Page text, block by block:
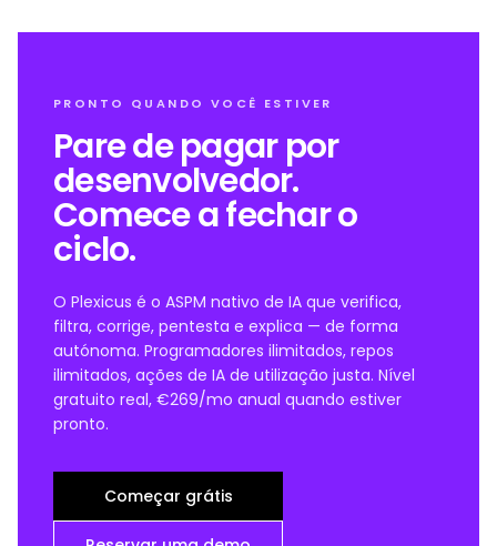
PRONTO QUANDO VOCÊ ESTIVER
Pare de pagar por
desenvolvedor.
Comece a fechar o
ciclo.
O Plexicus é o ASPM nativo de IA que verifica,
filtra, corrige, pentesta e explica — de forma
autónoma. Programadores ilimitados, repos
ilimitados, ações de IA de utilização justa. Nível
gratuito real, €269/mo anual quando estiver
pronto.
Começar grátis